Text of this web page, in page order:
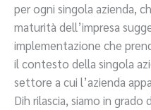
per ogni singola azienda,
maturità dell’impresa
implementazione che
il contesto della singola
settore a cui l’azienda
Dih rilascia, siamo in grado